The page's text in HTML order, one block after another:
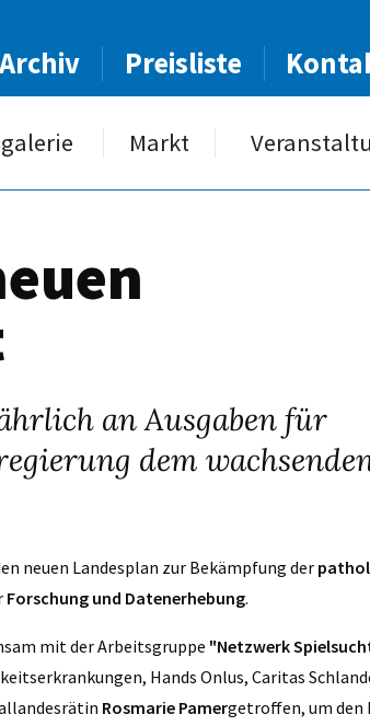
Archiv Preisliste
Markt
an Ausgaben für
dem
neuen Landesplan zur Bekämpfung der
Forschung und Datenerhebung.
mit der Arbeitsgruppe "Netzwerk
Hands Onlus, Caritas
Rosmarie Pamergetroffen, um den